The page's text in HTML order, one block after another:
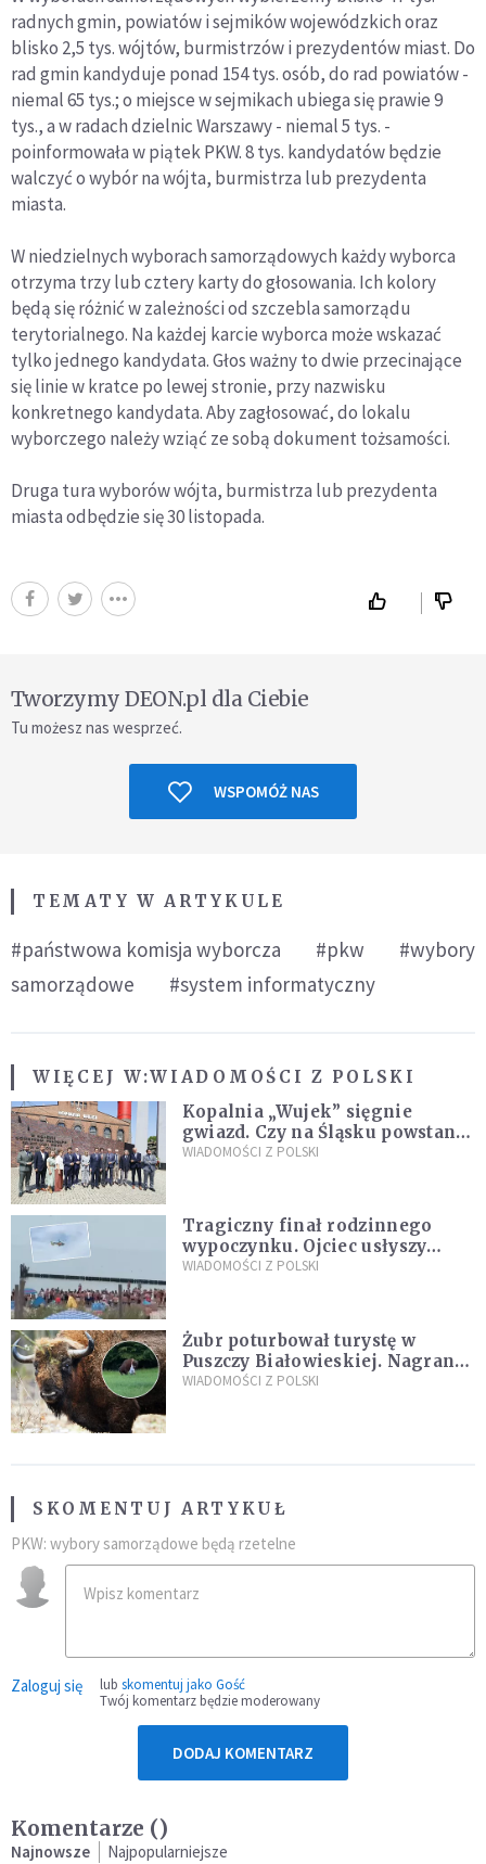
radnych gmin, powiatów i sejmików wojewódzkich oraz
blisko 2,5 tys. wójtów, burmistrzów i prezydentów miast. Do
rad gmin kandyduje ponad 154 tys. osób, do rad powiatów -
niemal 65 tys.; o miejsce w sejmikach ubiega się prawie 9
tys., a w radach dzielnic Warszawy - niemal 5 tys. -
poinformowała w piątek PKW. 8 tys. kandydatów będzie
walczyć o wybór na wójta, burmistrza lub prezydenta
miasta.
W niedzielnych wyborach samorządowych każdy wyborca
otrzyma trzy lub cztery karty do głosowania. Ich kolory
będą się różnić w zależności od szczebla samorządu
terytorialnego. Na każdej karcie wyborca może wskazać
tylko jednego kandydata. Głos ważny to dwie przecinające
się linie w kratce po lewej stronie, przy nazwisku
konkretnego kandydata. Aby zagłosować, do lokalu
wyborczego należy wziąć ze sobą dokument tożsamości.
Druga tura wyborów wójta, burmistrza lub prezydenta
miasta odbędzie się 30 listopada.
Tworzymy DEON.pl dla Ciebie
Tu możesz nas wesprzeć.
WSPOMÓŻ NAS
TEMATY W ARTYKULE
#państwowa komisja wyborcza #pkw
#wybory
samorządowe
#system informatyczny
WIĘCEJ W:WIADOMOŚCI Z POLSKI
Kopalnia „Wujek” sięgnie
gwiazd. Czy na Śląsku powstanie
„Dolina Krzemowa”?
WIADOMOŚCI Z POLSKI
Tragiczny finał rodzinnego
wypoczynku. Ojciec usłyszy
zarzuty
WIADOMOŚCI Z POLSKI
Żubr poturbował turystę w
Puszczy Białowieskiej. Nagranie
daje do myślenia
WIADOMOŚCI Z POLSKI
SKOMENTUJ ARTYKUŁ
PKW: wybory samorządowe będą rzetelne
Zaloguj się lub skomentuj jako Gość
Twój komentarz będzie moderowany
DODAJ KOMENTARZ
Komentarze ()
Najnowsze Najpopularniejsze